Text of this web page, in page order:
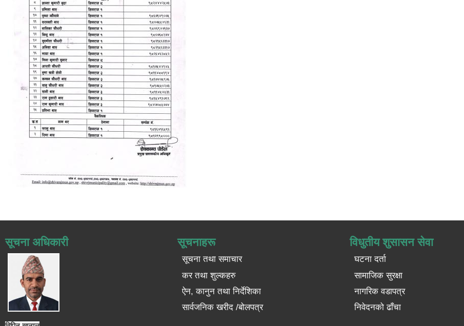
सूचना अधिकारी सूचनाहरू
सूचना तथा समाचार
कर तथा शुल्कहरु
ऐन, कानुन तथा निर्देशिका
सार्वजनिक खरीद /बोलपत्र
विधुतीय शुसासन सेवा
घटना दर्ता
सामाजिक सुरक्षा
नागरिक वडापत्र
निवेदनको ढाँचा